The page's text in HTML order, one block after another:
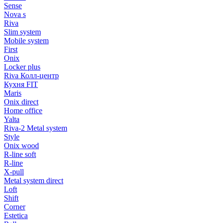
Sense
Nova s
Riva
Slim system
Mobile system
First
Onix
Locker plus
Riva Колл-центр
Кухня FIT
Maris
Onix direct
Home office
Yalta
Riva-2 Metal system
Style
Onix wood
R-line soft
R-line
X-pull
Metal system direct
Loft
Shift
Corner
Estetica